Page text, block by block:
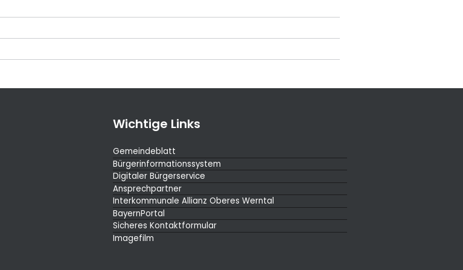
Wichtige Links
Gemeindeblatt
Bürgerinformationssystem
Digitaler Bürgerservice
Ansprechpartner
Interkommunale Allianz Oberes Werntal
BayernPortal
Sicheres Kontaktformular
Imagefilm